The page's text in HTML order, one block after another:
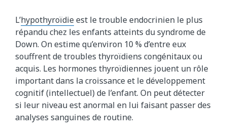
L’hypothyroïdieest le trouble endocrinien le plus
répandu chez les enfants atteints du syndrome de
Down. On estime qu’environ 10 % d’entre eux
souffrent de troubles thyroïdiens congénitaux ou
acquis. Les hormones thyroïdiennes jouent un rôle
important dans la croissance et le développement
cognitif (intellectuel) de l’enfant. On peut détecter
si leur niveau est anormal en lui faisant passer des
analyses sanguines de routine.